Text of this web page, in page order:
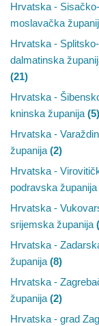
Hrvatska - Sisačko-
moslavačka
Hrvatska - Splitsko-
dalmatinska
(21)
Hrvatska -
kninska županija (5)
Hrvatska -
županija (2)
Hrvatska -
podravska županija
Hrvatska -
srijemska županija
Hrvatska -
županija (8)
Hrvatska -
županija (2)
Hrvatska - grad